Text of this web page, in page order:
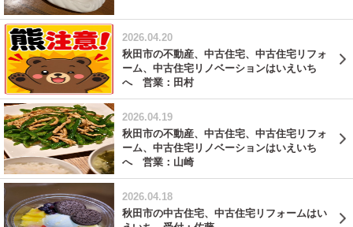
2026.04.20
秋田市の不動産、中古住宅、中古住宅リフォ
ーム、中古住宅リノベーションはいえいち
へ 営業：田村
2026.04.19
秋田市の不動産、中古住宅、中古住宅リフォ
ーム、中古住宅リノベーションはいえいち
へ 営業：山崎
2026.04.18
秋田市の中古住宅、中古住宅リフォームはい